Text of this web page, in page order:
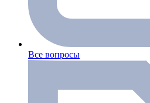
Все вопросы